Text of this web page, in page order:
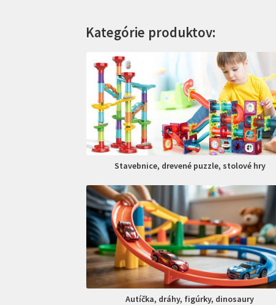
Kategórie produktov:
Stavebnice, drevené puzzle, stolové hry
Autíčka, dráhy, figúrky, dinosaury